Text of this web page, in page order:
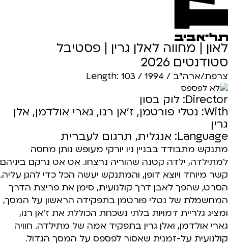
לאון | מחווה לאלן גרין | פסטיבל
סטודנטים 2026
צרפת/ארה"ב / 1994 / Length: 103
לא לפספס
Director: לוק בסון
With: נטלי פורטמן, ז'אן רנו, גארי אולדמן, אלן
גרין
Language: אנגלית, תרגום לעברית
מתנקש מתבודד בבניין ניו יורקי מעופש נותן מחסה
למתילדה, ילדה קטנה שהוריה נרצחו. אט אט נרקם ביניהם
קשר מיוחד ויוצא דופן, והמתנקש יעשה הכל כדי להגן עליה.
הסרט, שהפך לאבן דרך קולנועית, סימן את פריצת הדרך
המחשמלת של נטלי פורטמן בתפקידה הראשון על המסך,
ומציג גלריית דמויות בלתי נשכחת הכוללת את ז'אן רנו,
גארי אולדמן, ואלן גרין בתפקיד אמה של מתילדה. חוויה
קולנועית על-זמנית שאסור לפספס על המסך הגדול.